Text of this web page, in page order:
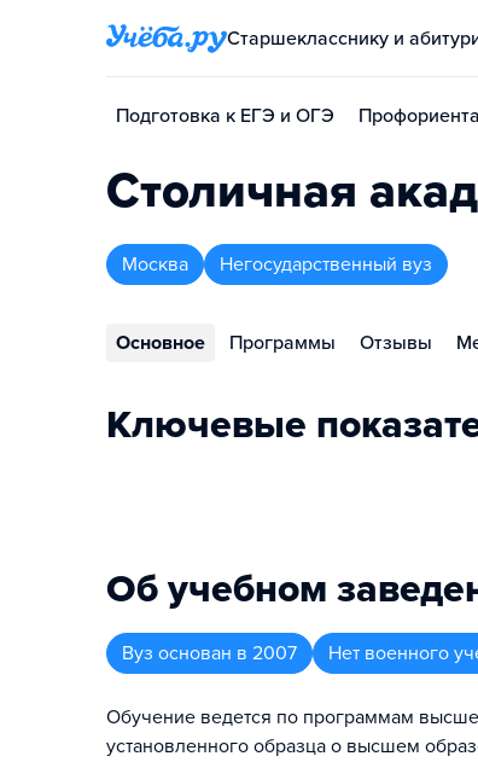
Старшекласснику и
Подготовка к ЕГЭ и ОГЭ
Столичная
Москва Негосударственный вуз
Основное Программы Отзывы
Ключевые
Об учебном
Вуз основан в 2007 Нет военного
Обучение ведется по программам
установленного образца о высшем